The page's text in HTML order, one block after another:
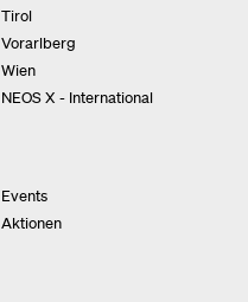
Tirol
Vorarlberg
Wien
NEOS X - International
Events
Aktionen